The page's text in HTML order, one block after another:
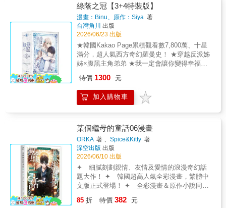
不復的深淵。在她以為心已枯萎之際，一位神
祕而溫馴的年輕男子帶著炙熱的愛意步步逼
近。這場如玫瑰般帶刺卻迷人的年下之戀，究
竟是危險的誘惑，還是救贖的開始？
綠蔭之冠【3+4特裝版】
漫畫：Binu、原作：Siya 著
台灣角川 出版
2026/06/23 出版
★韓國Kakao Page累積觀看數7,800萬、十星
滿分，超人氣西方奇幻羅曼史！ ★穿越反派姊
姊×腹黑主角弟弟 ★我一定會讓你變得幸福，
1.漫畫單行本3+4（皆含特典小卡） 2.精美壓克
力屏風（組裝尺寸：12cm×17.8cm） 3.Q版壓
克力吊飾（尺寸：6cm×6cm） 4.亮銀貼紙組
把我當成弟弟看待嗎？」即使這裡並非自己筆
下的小說世界，蘭仍決定以掌握的先機和現代
知識，替心愛的「角色」擋下所有明槍暗箭。
首要任務是打破公爵家財務窘境，不僅要對抗
魔法師協會與貪婪侯爵的威逼，就連皇室也對
拉奇亞致富的資源蠢蠢欲動，皇帝惡意批准侯
爵提出的領地戰爭申請──遠在首都參加社交季
的蘭無法趕回領地，尤司塔夫能否獨立守護拉
奇亞？© Siya&Sarkk&Eunhye
特價 1300 元
加入購物車
某個繼母的童話06漫畫
ORKA著 、Spice&Kitty 著
深空出版 出版
2026/06/10 出版
✦ 細膩刻劃親情、友情及愛情的浪漫奇幻話
題大作！ ✦ 韓國超高人氣全彩漫畫，繁體中
文版正式登場！ ✦ 全彩漫畫＆原作小說同步
影──重生繼母 vs 貪婪獵手迫近的暗影及昔日
85 折 特價 382 元